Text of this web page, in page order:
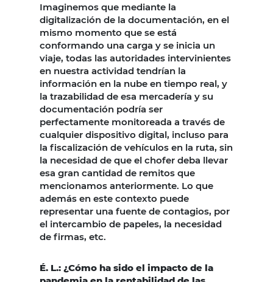
Imaginemos que mediante la
digitalización de la documentación, en el
mismo momento que se está
conformando una carga y se inicia un
viaje, todas las autoridades intervinientes
en nuestra actividad tendrían la
información en la nube en tiempo real, y
la trazabilidad de esa mercadería y su
documentación podría ser
perfectamente monitoreada a través de
cualquier dispositivo digital, incluso para
la fiscalización de vehículos en la ruta, sin
la necesidad de que el chofer deba llevar
esa gran cantidad de remitos que
mencionamos anteriormente. Lo que
además en este contexto puede
representar una fuente de contagios, por
el intercambio de papeles, la necesidad
de firmas, etc.
É. L.: ¿Cómo ha sido el impacto de la